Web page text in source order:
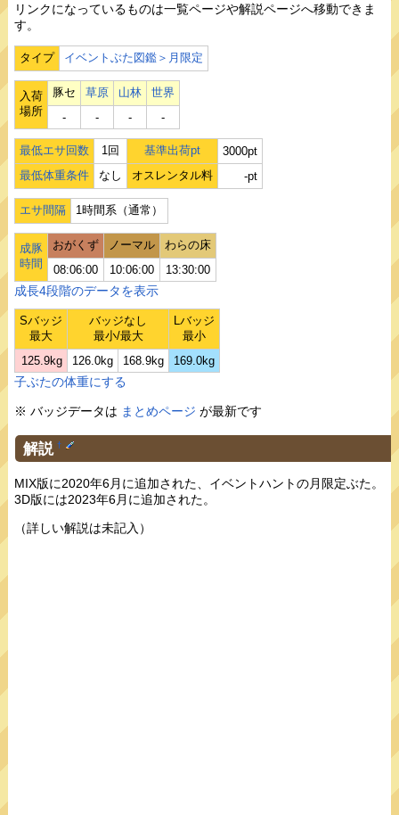
リンクになっているものは一覧ページや解説ページへ移動できま
す。
タイプ イベントぶた図鑑＞月限定
入荷
場所
豚セ 草原 山林
世界
‐
‐ ‐ ‐
最低エサ回数 1回 基準出荷pt
3000pt
最低体重条件
なし オスレンタル料 -pt
エサ間隔 1時間系（通常）
成豚
時間
おがくず ノーマル
わらの床
08:06:00
10:06:00 13:30:00
成長4段階のデータを表示
Sバッジ
最大
バッジなし
最小/最大
Lバッジ
最小
125.9kg
126.0kg 168.9kg 169.0kg
子ぶたの体重にする
※ バッジデータは まとめページ が最新です
解説 †
MIX版に2020年6月に追加された、イベントハントの月限定ぶた。
3D版には2023年6月に追加された。
（詳しい解説は未記入）